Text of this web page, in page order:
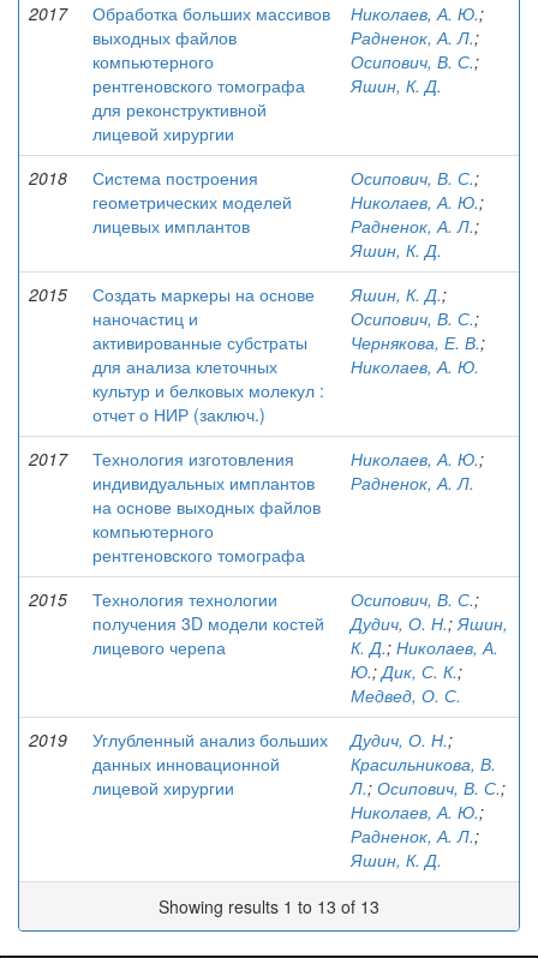
2017
Обработка больших массивов
выходных файлов
компьютерного
рентгеновского томографа
для реконструктивной
лицевой хирургии
Николаев, А. Ю.;
Радненок, А. Л.;
Осипович, В. С.;
Яшин, К. Д.
2018
Система построения
геометрических моделей
лицевых имплантов
Осипович, В. С.;
Николаев, А. Ю.;
Радненок, А. Л.;
Яшин, К. Д.
2015
Создать маркеры на основе
наночастиц и
активированные субстраты
для анализа клеточных
культур и белковых молекул :
отчет о НИР (заключ.)
Яшин, К. Д.;
Осипович, В. С.;
Чернякова, Е. В.;
Николаев, А. Ю.
2017
Технология изготовления
индивидуальных имплантов
на основе выходных файлов
компьютерного
рентгеновского томографа
Николаев, А. Ю.;
Радненок, А. Л.
2015
Технология технологии
получения 3D модели костей
лицевого черепа
Осипович, В. С.;
Дудич, О. Н.;Яшин,
К. Д.; Николаев, А.
Ю.;Дик, С. К.;
Медвед, О. С.
2019
Углубленный анализ больших
данных инновационной
лицевой хирургии
Дудич, О. Н.;
Красильникова, В.
Л.; Осипович, В. С.;
Николаев, А. Ю.;
Радненок, А. Л.;
Яшин, К. Д.
Showing results 1 to 13 of 13